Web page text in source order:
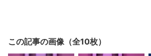
この記事の画像（全10枚）